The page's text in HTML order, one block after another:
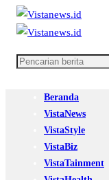
Beranda
VistaNews
VistaStyle
VistaBiz
VistaTainment